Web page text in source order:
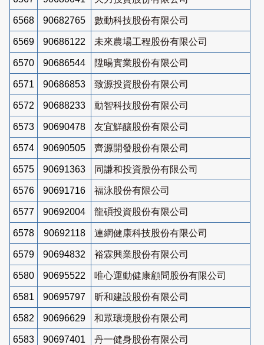
6568 90682765 數動科技股份有限公司
6569 90686122 未來農場工程股份有限公司
6570 90686544 陞暘實業股份有限公司
6571 90686853 致源投資股份有限公司
6572 90688233 動智科技股份有限公司
6573 90690478 友宜鮮釀股份有限公司
6574 90690505 齊源開發股份有限公司
6575 90691363 同謙和投資股份有限公司
6576 90691716 福泳股份有限公司
6577 90692004 龍碩投資股份有限公司
6578 90692118 連網健康科技股份有限公司
6579 90694832 裕霖興業股份有限公司
6580 90695522 唯心運動健康顧問股份有限公司
6581 90695797 昕和建設股份有限公司
6582 90696629 和眾環境股份有限公司
6583 90697401 丹一健身股份有限公司